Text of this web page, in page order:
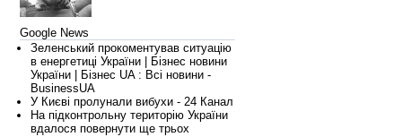
Google News
Зеленський прокоментував ситуацію
в енергетиці України | Бізнес новини
України | Бізнес UA : Всі новини -
BusinessUA
У Києві пролунали вибухи - 24 Канал
На підконтрольну територію України
вдалося повернути ще трьох